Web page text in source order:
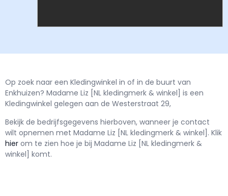
Op zoek naar een Kledingwinkel in of in de buurt van
Enkhuizen? Madame Liz [NL kledingmerk & winkel] is een
Kledingwinkel gelegen aan de Westerstraat 29,
Bekijk de bedrijfsgegevens hierboven, wanneer je contact
wilt opnemen met Madame Liz [NL kledingmerk & winkel]. Klik
hier om te zien hoe je bij Madame Liz [NL kledingmerk &
winkel] komt.